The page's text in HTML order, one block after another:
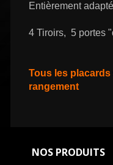
Entièrement
4 Tiroirs, 5 portes
Tous les
rangement
NOS PRODUITS